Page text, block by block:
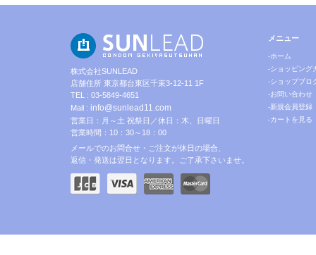
株式会社SUNLEAD
店舗住所 東京都台東区千束3-12-11 1F
TEL : 03-5849-4651
Mail : info@sunlead11.com
営業日：月～土 祝祭日／休日：木、日曜日
営業時間：10：30～18：00
メールでのお問合せ・ご注文が休日の場合、
返信・発送は翌日となります。ご了承下さいませ。
メニュー
-ホーム
-ショッピング
-ショップブロ
-お問い合わせ
-新規会員登録
-カートを見る